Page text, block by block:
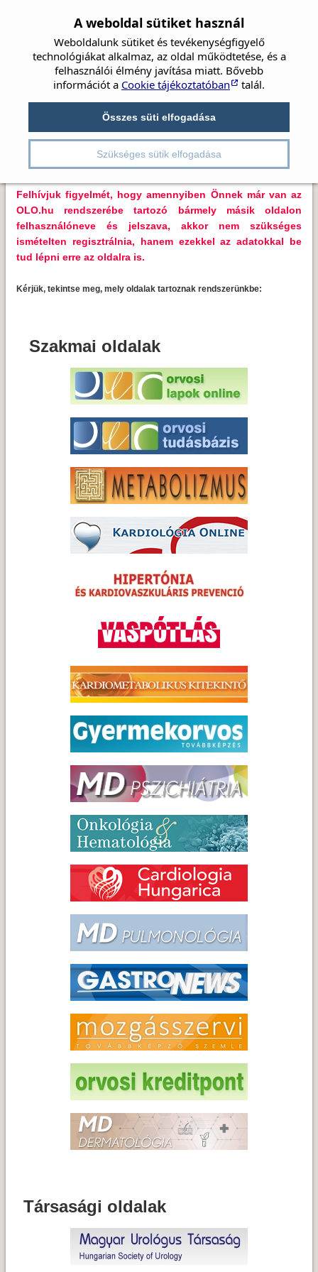
Címlap Hírek Társaság Szemészet
Beszámolók Irányelvek
Kongresszusok Pályázatok
Kedves Látogatónk!
Üdvözöljük Önt az OLO.hu portálrendszerbe tartozó
szemorvostarsasag.hu oldalon.
Felhívjuk figyelmét, hogy amennyiben Önnek már van az
OLO.hu rendszerébe tartozó bármely másik oldalon
felhasználóneve és jelszava, akkor nem szükséges
ismételten regisztrálnia, hanem ezekkel az adatokkal be
tud lépni erre az oldalra is.
Kérjük, tekintse meg, mely oldalak tartoznak rendszerünkbe:
Szakmai oldalak
Társasági oldalak
A weboldal sütiket használ
Weboldalunk sütiket és tevékenységfigyelő
technológiákat alkalmaz, az oldal működtetése, és a
felhasználói élmény javítása miatt. Bővebb
információt a Cookie tájékoztatóban talál.
Összes süti elfogadása
Szükséges sütik elfogadása